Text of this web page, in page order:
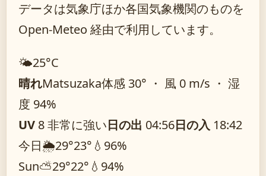
データは気象庁ほか各国気象機関のものを
Open-Meteo 経由で利用しています。
🌤️25°C
晴れMatsuzaka体感 30° ・ 風 0 m/s ・ 湿
度 94%
UV 8 非常に強い日の出 04:56日の入 18:42
今日🌦️29°23° 💧96%
Sun⛅29°22° 💧94%